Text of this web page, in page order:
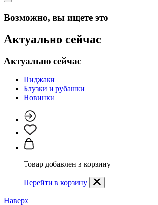
Возможно, вы ищете это
Актуально сейчас
Актуально сейчас
Пиджаки
Блузки и рубашки
Новинки
Товар добавлен в корзину
Перейти в корзину
Наверх